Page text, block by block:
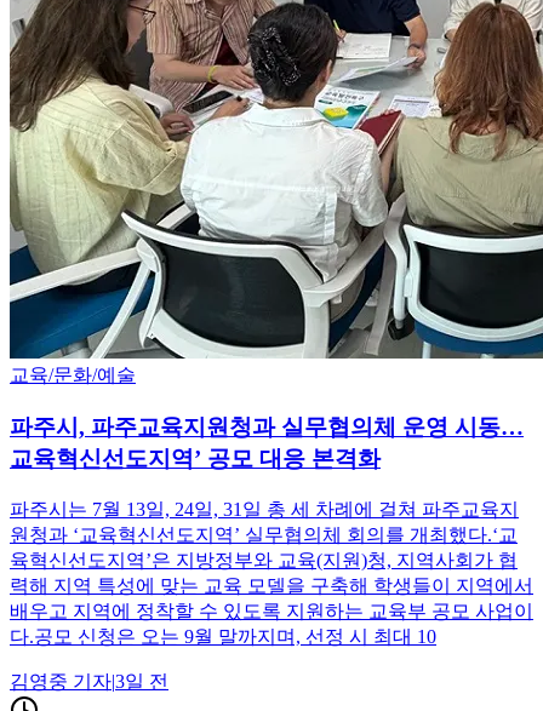
교육/문화/예술
파주시, 파주교육지원청과 실무협의체 운영 시동…
교육혁신선도지역’ 공모 대응 본격화
파주시는 7월 13일, 24일, 31일 총 세 차례에 걸쳐 파주교육지
원청과 ‘교육혁신선도지역’ 실무협의체 회의를 개최했다.‘교
육혁신선도지역’은 지방정부와 교육(지원)청, 지역사회가 협
력해 지역 특성에 맞는 교육 모델을 구축해 학생들이 지역에서
배우고 지역에 정착할 수 있도록 지원하는 교육부 공모 사업이
다.공모 신청은 오는 9월 말까지며, 선정 시 최대 10
김영중 기자|3일 전